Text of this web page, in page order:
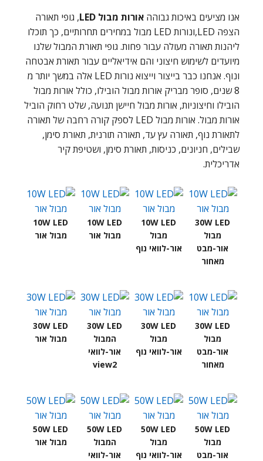
אנו מציעים באיכות גבוהה אורות מבול LED
, גופי תאורה
הצפה LED,ונורות LED מבול במחירים תחרותיים, כך תוכלו
ליהנות תאורה מעולה עבור פחות. גופי תאורת המבול שלנו
מיועדים לשימוש חיצוני והם אידיאליים עבור תאורת אבטחה
ונוף. אנחנו כבר בייצור וייצוא נורות LED אלה במשך יותר מ
8 שנים, סופר מבריק אורות מבול הובילו, כולל אורות מבול
הובילו וחיצוניות, אורות מבול חיישן תנועה, שלט רחוק הוביל
אורות מבול. אורות מבול LED לספק קורה רחבה של תאורה
לתאורת נוף, תאורה עץ עד, תאורה תורנית, תאורת סימן,
שבילים, חניונים, כניסות, תאורת סימן, ושטיפת קיר
אדריכלית.
10W LED
מבול אור
10W LED
מבול אור
10W LED
מבול
אור-לוואי נוף
30W LED
מבול
אור-מבט
מאחור
30W LED
מבול אור
30W LED
המבול
אור-לוואי
view2
30W LED
מבול
אור-לוואי נוף
30W LED
מבול
אור-מבט
מאחור
50W LED
מבול אור
50W LED
המבול
אור-לוואי
50W LED
מבול
אור-לוואי נוף
50W LED
מבול
אור-מבט